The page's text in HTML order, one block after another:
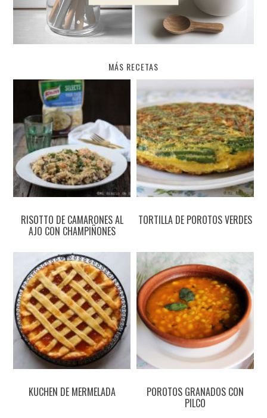
MÁS RECETAS
RISOTTO DE CAMARONES AL
AJO CON CHAMPIÑONES
TORTILLA DE POROTOS VERDES
KUCHEN DE MERMELADA POROTOS GRANADOS CON
PILCO